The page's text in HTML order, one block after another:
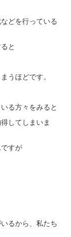
t
i
どを行っている
と
うほどです。
る方々をみると
してしまいま
すが
るから、私たち